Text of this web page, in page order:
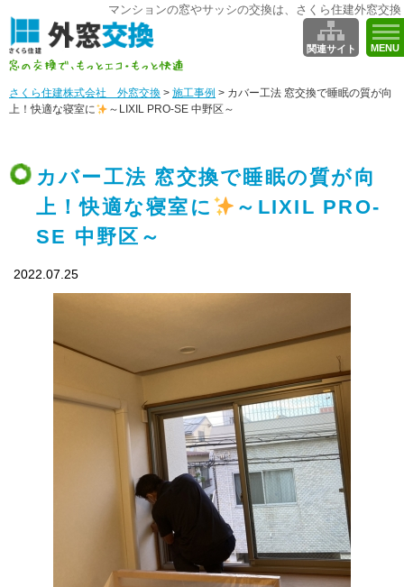
関連サイト MENU
マンションの窓やサッシの交換は、さくら住建外窓交換
さくら住建株式会社 外窓交換 > 施工事例 > カバー工法 窓交換で睡眠の質が向
上！快適な寝室に
～LIXIL PRO-SE 中野区～
カバー工法 窓交換で睡眠の質が向
上！快適な寝室に
～LIXIL PRO-
SE 中野区～
2022.07.25